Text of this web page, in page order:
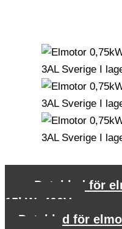
Datablad för
15kW, 400V
Datablad för